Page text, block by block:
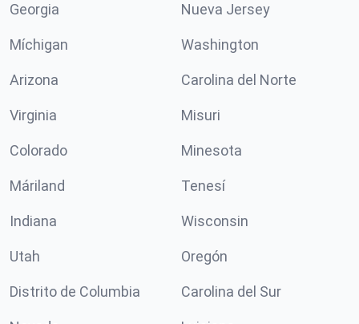
Georgia Nueva Jersey
Míchigan Washington
Arizona Carolina del Norte
Virginia Misuri
Colorado Minesota
Máriland Tenesí
Indiana Wisconsin
Utah Oregón
Distrito de Columbia Carolina del Sur